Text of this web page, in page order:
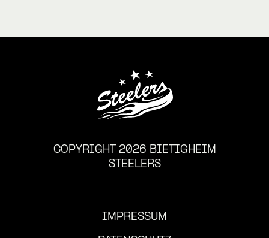
COPYRIGHT 2026 BIETIGHEIM
STEELERS
IMPRESSUM